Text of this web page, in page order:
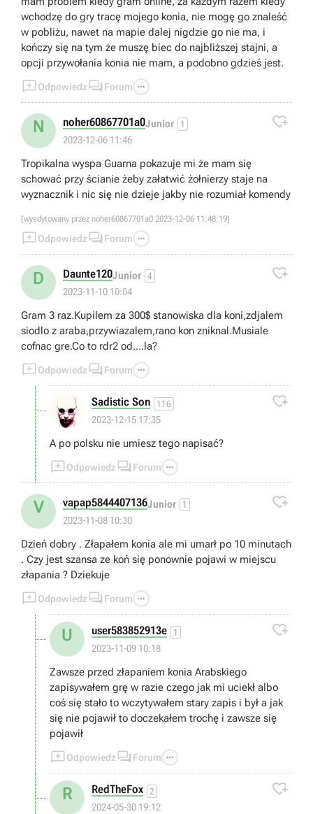
wchodzę do gry tracę mojego konia, nie mogę go znaleść
w pobliżu, nawet na mapie dalej nigdzie go nie ma, i
kończy się na tym że muszę biec do najbliższej stajni, a
opcji przywołania konia nie mam, a podobno gdzieś jest.
Odpowiedz  Forum 
N noher60867701a0Junior 1
2023-12-06 11:46

Tropikalna wyspa Guarna pokazuje mi że mam się
schować przy ścianie żeby załatwić żołnierzy staje na
wyznacznik i nic się nie dzieje jakby nie rozumiał komendy
[wyedytowany przez noher60867701a0 2023-12-06 11:48:19]
Odpowiedz  Forum 
D Daunte120Junior 4
2023-11-10 10:04

Gram 3 raz.Kupilem za 300$ stanowiska dla koni,zdjalem
siodlo z araba,przywiazalem,rano kon zniknal.Musiale
cofnac gre.Co to rdr2 od....la?
Odpowiedz  Forum 
Sadistic Son 116
2023-12-15 17:35

A po polsku nie umiesz tego napisać?
Odpowiedz  Forum 
V vapap5844407136Junior 1
2023-11-08 10:30

Dzień dobry . Złapałem konia ale mi umarł po 10 minutach
. Czy jest szansa ze koń się ponownie pojawi w miejscu
złapania ? Dziekuje
Odpowiedz  Forum 
U user583852913e 1
2023-11-09 10:18

Zawsze przed złapaniem konia Arabskiego
zapisywałem grę w razie czego jak mi uciekł albo
coś się stało to wczytywałem stary zapis i był a jak
się nie pojawił to doczekałem trochę i zawsze się
pojawił
Odpowiedz  Forum 
R RedTheFox 2
2024-05-30 19:12
